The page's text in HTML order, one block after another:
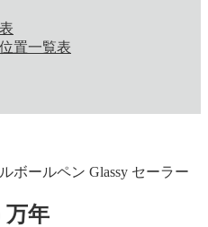
置一覧表
ボールペン Glassy セーラー
万年